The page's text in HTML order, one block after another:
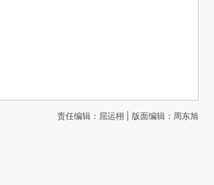
责任编辑：屈运栩 | 版面编辑：周东旭